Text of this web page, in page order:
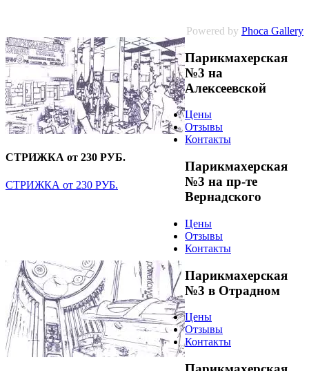
Powered by Phoca Gallery
СТРИЖКА от 230 РУБ.
СТРИЖКА от 230 РУБ.
Парикмахерская
№3 на
Алексеевской
Цены
Отзывы
Контакты
Парикмахерская
№3 на пр-те
Вернадского
Цены
Отзывы
Контакты
Парикмахерская
№3 в Отрадном
Цены
Отзывы
Контакты